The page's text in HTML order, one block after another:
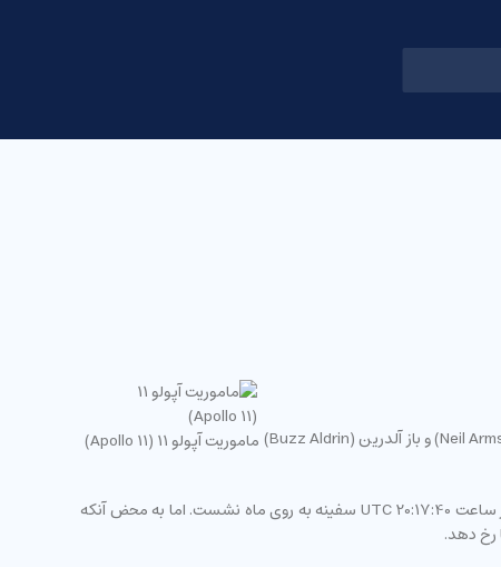
ماموریت آپولو 11 (Apollo 11) آپولو 11 اولین ماموریت انسان روی کره ماه بود. اولین انسانهای زمینی که توانستند پای خود را در کره ماه بگذارند عبارت بودند از نیل آرمسترانگ (Neil Armstron) و باز آلدرین (Buzz Aldrin)
آپولو 11 در ساعت 13:32:00 UTC شانزدهم جولای 1969 (25 تیرماه 1348) از پایگاه کیپ کندی (Cape Kennedy) به فضا پرتاب شد. چهار روز بعد در ساعت 20:17:40 UTC سفینه به روی ماه نشست. اما به محض آنکه